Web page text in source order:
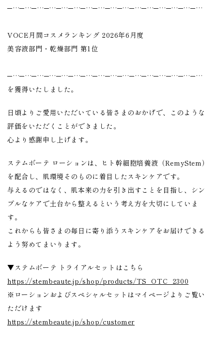
─…─…─…─…─…─…─…─…─…─…─…─…─…─…─…─…
VOCE月間コスメランキング 2026年6月度
美容液部門・乾燥部門 第1位
─…─…─…─…─…─…─…─…─…─…─…─…─…─…─…─…
を獲得いたしました。
日頃よりご愛用いただいている皆さまのおかげで、このような
評価をいただくことができました。
心より感謝申し上げます。
ステムボーテ ローションは、ヒト幹細胞培養液（RemyStem）
を配合し、肌環境そのものに着目したスキンケアです。
与えるのではなく、肌本来の力を引き出すことを目指し、シン
プルなケアで土台から整えるという考え方を大切にしていま
す。
これからも皆さまの毎日に寄り添うスキンケアをお届けできる
よう努めてまいります。
▼ステムボーテ トライアルセットはこちら
https://stembeaute.jp/shop/products/TS_OTC_2300
※ローションおよびスペシャルセットはマイページよりご覧い
ただけます
https://stembeaute.jp/shop/customer